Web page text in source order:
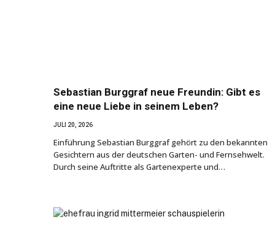
Sebastian Burggraf neue Freundin: Gibt es
eine neue Liebe in seinem Leben?
JULI 20, 2026
Einführung Sebastian Burggraf gehört zu den bekannten
Gesichtern aus der deutschen Garten- und Fernsehwelt.
Durch seine Auftritte als Gartenexperte und…